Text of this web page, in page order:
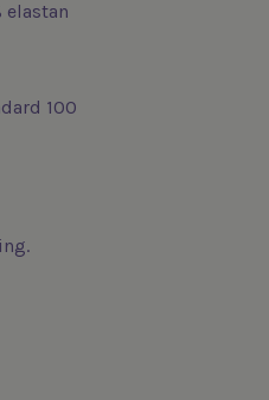
elastan
100